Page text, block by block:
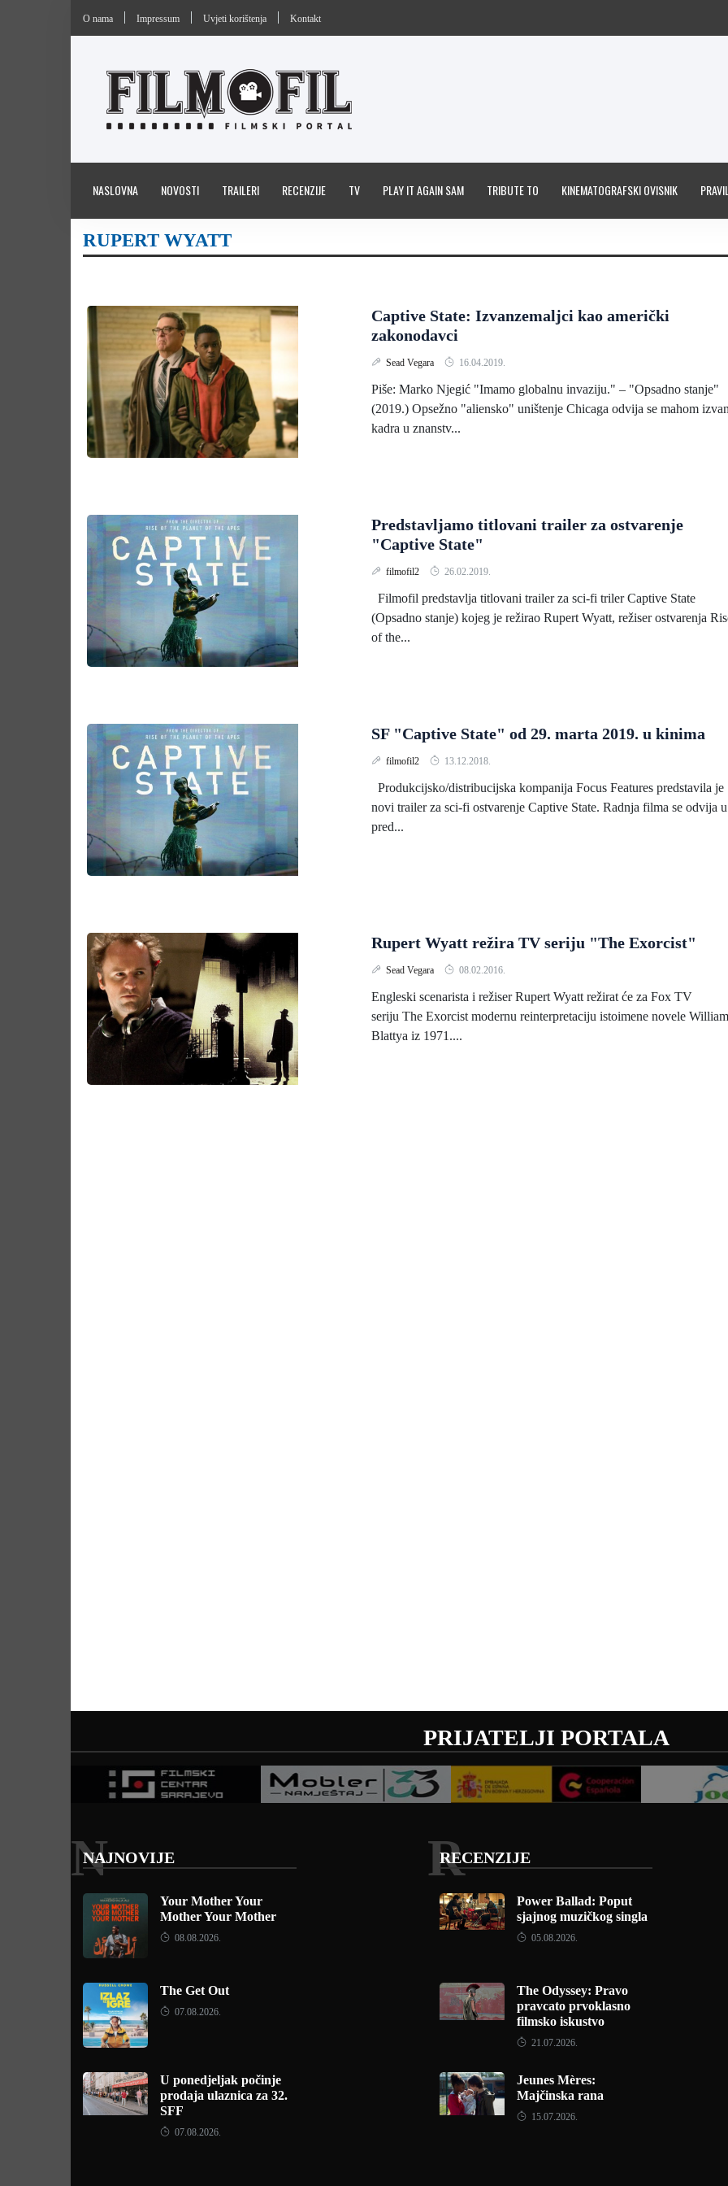
O nama Impressum Uvjeti korištenja Kontakt
NASLOVNA NOVOSTI TRAILERI RECENZIJE TV PLAY IT AGAIN SAM TRIBUTE TO KINEMATOGRAFSKI OVISNIK
RUPERT WYATT
Captive State: Izvanzemaljci kao američki
zakonodavci
Sead Vegara 16.04.2019.
Piše: Marko Njegić "Imamo globalnu invaziju." – "Opsadno stanje"
(2019.) Opsežno "aliensko" uništenje Chicaga odvija se mahom izvan
kadra u znanstv...
Predstavljamo titlovani trailer za ostvarenje
"Captive State"
filmofil2 26.02.2019.
Filmofil predstavlja titlovani trailer za sci-fi triler Captive State
(Opsadno stanje) kojeg je režirao Rupert Wyatt, režiser ostvarenja
of the...
SF "Captive State" od 29. marta 2019. u kinima
filmofil2 13.12.2018.
Produkcijsko/distribucijska kompanija Focus Features predstavila je
novi trailer za sci-fi ostvarenje Captive State. Radnja filma se odvija u
pred...
Rupert Wyatt režira TV seriju "The Exorcist"
Sead Vegara 08.02.2016.
Engleski scenarista i režiser Rupert Wyatt režirat će za Fox TV
seriju The Exorcist modernu reinterpretaciju istoimene novele William
Blattya iz 1971....
PRIJATELJI PORTALA
NAJNOVIJE
N
Your Mother Your
Mother Your Mother
08.08.2026.
The Get Out
07.08.2026.
U ponedjeljak počinje
prodaja ulaznica za 32.
SFF
07.08.2026.
RECENZIJE
R
Power Ballad: Poput
sjajnog muzičkog singla
05.08.2026.
The Odyssey: Pravo
pravcato prvoklasno
filmsko iskustvo
21.07.2026.
Jeunes Mères:
Majčinska rana
15.07.2026.